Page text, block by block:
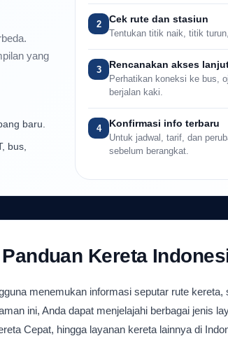
yang
baru.
bus,
2 Cek rute dan stasiun
Tentukan titik naik, titik
3 Rencanakan akses
Perhatikan koneksi ke bus,
berjalan kaki.
4 Konfirmasi info terbaru
Untuk jadwal, tarif, dan
sebelum berangkat.
Kereta
menemukan informasi seputar rute
ini, Anda dapat menjelajahi berbagai jenis
Cepat, hingga layanan kereta lainnya di